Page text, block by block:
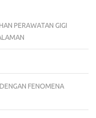
PERAWATAN GIGI
FENOMENA